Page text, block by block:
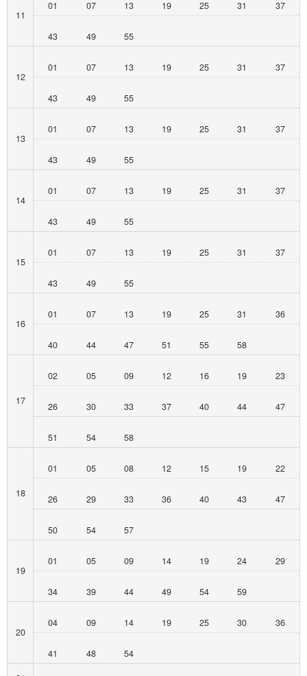
11
01 07 13 19 25 31 37
43 49 55
12
01 07 13 19 25 31 37
43 49 55
13
01 07 13 19 25 31 37
43 49 55
14
01 07 13 19 25 31 37
43 49 55
15
01 07 13 19 25 31 37
43 49 55
16
01 07 13 19 25 31 36
40 44 47 51 55 58
17
02 05 09 12 16 19 23
26 30 33 37 40 44 47
51 54 58
18
01 05 08 12 15 19 22
26 29 33 36 40 43 47
50 54 57
19
01 05 09 14 19 24 29
34 39 44 49 54 59
20
04 09 14 19 25 30 36
41 48
54